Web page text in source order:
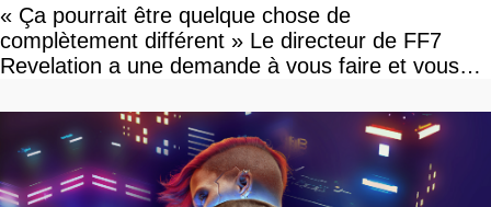
« Ça pourrait être quelque chose de
complètement différent » Le directeur de FF7
Revelation a une demande à vous faire et vous